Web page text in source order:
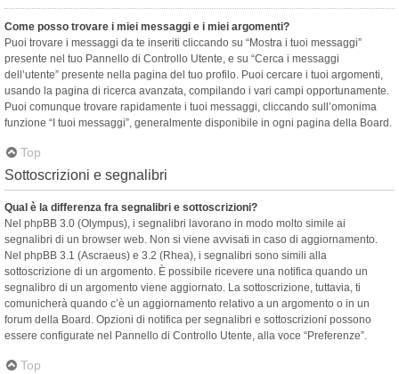
Come posso trovare i miei messaggi e i miei argomenti?
Puoi trovare i messaggi da te inseriti cliccando su “Mostra i tuoi messaggi”
presente nel tuo Pannello di Controllo Utente, e su “Cerca i messaggi
dell’utente” presente nella pagina del tuo profilo. Puoi cercare i tuoi argomenti,
usando la pagina di ricerca avanzata, compilando i vari campi opportunamente.
Puoi comunque trovare rapidamente i tuoi messaggi, cliccando sull’omonima
funzione “I tuoi messaggi”, generalmente disponibile in ogni pagina della Board.
Top
Sottoscrizioni e segnalibri
Qual è la differenza fra segnalibri e sottoscrizioni?
Nel phpBB 3.0 (Olympus), i segnalibri lavorano in modo molto simile ai
segnalibri di un browser web. Non si viene avvisati in caso di aggiornamento.
Nel phpBB 3.1 (Ascraeus) e 3.2 (Rhea), i segnalibri sono simili alla
sottoscrizione di un argomento. È possibile ricevere una notifica quando un
segnalibro di un argomento viene aggiornato. La sottoscrizione, tuttavia, ti
comunicherà quando c’è un aggiornamento relativo a un argomento o in un
forum della Board. Opzioni di notifica per segnalibri e sottoscrizioni possono
essere configurate nel Pannello di Controllo Utente, alla voce “Preferenze”.
Top